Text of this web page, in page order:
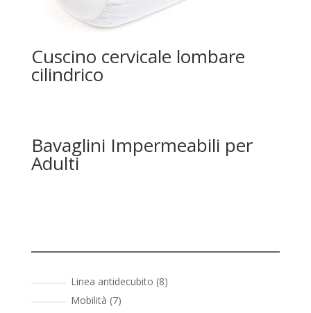
Cuscino cervicale lombare
cilindrico
Bavaglini Impermeabili per
Adulti
Linea antidecubito 88
Mobilità 77